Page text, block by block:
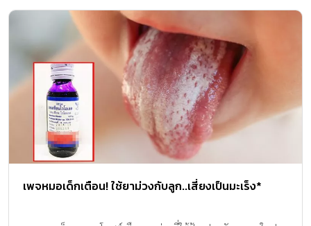
เพจหมอเด็กเตือน! ใช้ยาม่วงกับลูก..เสี่ยงเป็นมะเร็ง*